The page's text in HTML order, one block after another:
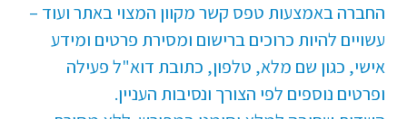
החברה באמצעות טפס קשר מקוון המצוי באתר ועוד –
עשויים להיות כרוכים ברישום ומסירת פרטים ומידע
אישי, כגון שם מלא, טלפון, כתובת דוא"ל פעילה
ופרטים נוספים לפי הצורך ונסיבות העניין.